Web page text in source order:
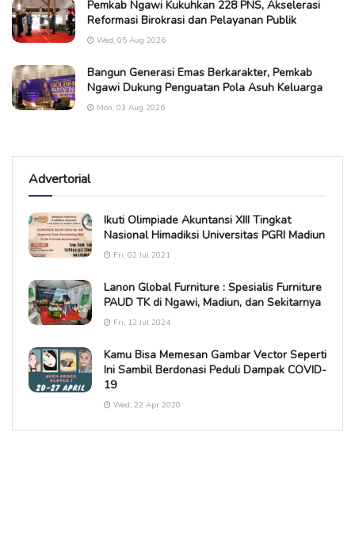
Pemkab Ngawi Kukuhkan 228 PNS, Akselerasi
Reformasi Birokrasi dan Pelayanan Publik
Wed, 05 Aug 2026
Bangun Generasi Emas Berkarakter, Pemkab
Ngawi Dukung Penguatan Pola Asuh Keluarga
Mon, 03 Aug 2026
Advertorial
Ikuti Olimpiade Akuntansi XIII Tingkat
Nasional Himadiksi Universitas PGRI Madiun
Fri, 02 Jul 2021
Lanon Global Furniture : Spesialis Furniture
PAUD TK di Ngawi, Madiun, dan Sekitarnya
Fri, 12 Jul 2024
Kamu Bisa Memesan Gambar Vector Seperti
Ini Sambil Berdonasi Peduli Dampak COVID-
19
Wed, 22 Apr 2020